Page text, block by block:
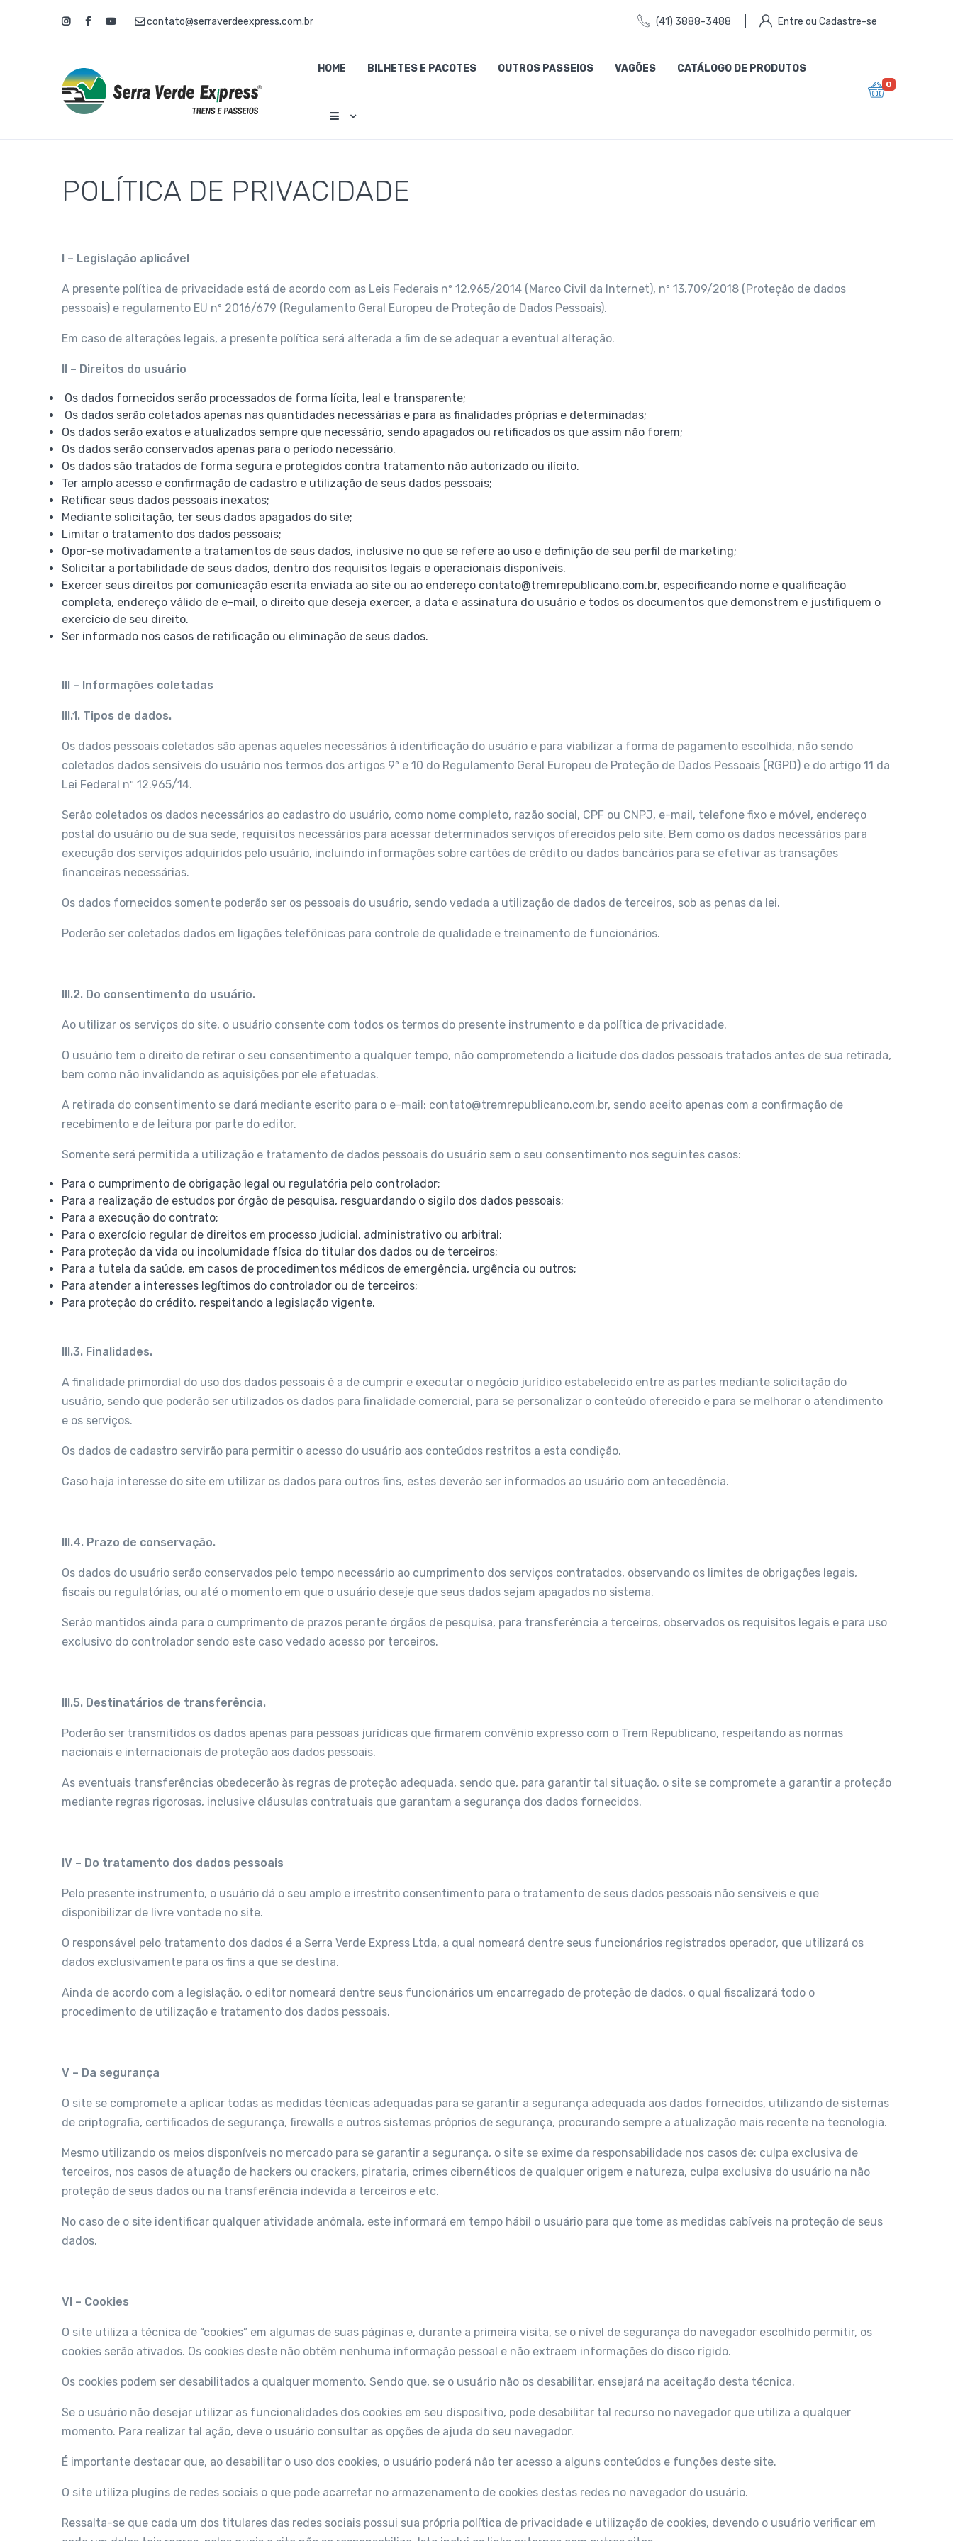
contato@serraverdeexpress.com.br (41) 3888-3488 Entre ou Cadastre-se
HOME BILHETES E PACOTES OUTROS PASSEIOS VAGÕES CATÁLOGO DE PRODUTOS
0
POLÍTICA DE PRIVACIDADE
I – Legislação aplicável
A presente política de privacidade está de acordo com as Leis Federais nº 12.965/2014 (Marco Civil da Internet), nº 13.709/2018 (Proteção de dados
pessoais) e regulamento EU nº 2016/679 (Regulamento Geral Europeu de Proteção de Dados Pessoais).
Em caso de alterações legais, a presente política será alterada a fim de se adequar a eventual alteração.
II – Direitos do usuário
Os dados fornecidos serão processados de forma lícita, leal e transparente;
Os dados serão coletados apenas nas quantidades necessárias e para as finalidades próprias e determinadas;
Os dados serão exatos e atualizados sempre que necessário, sendo apagados ou retificados os que assim não forem;
Os dados serão conservados apenas para o período necessário.
Os dados são tratados de forma segura e protegidos contra tratamento não autorizado ou ilícito.
Ter amplo acesso e confirmação de cadastro e utilização de seus dados pessoais;
Retificar seus dados pessoais inexatos;
Mediante solicitação, ter seus dados apagados do site;
Limitar o tratamento dos dados pessoais;
Opor-se motivadamente a tratamentos de seus dados, inclusive no que se refere ao uso e definição de seu perfil de marketing;
Solicitar a portabilidade de seus dados, dentro dos requisitos legais e operacionais disponíveis.
Exercer seus direitos por comunicação escrita enviada ao site ou ao endereço contato@tremrepublicano.com.br, especificando nome e qualificação
completa, endereço válido de e-mail, o direito que deseja exercer, a data e assinatura do usuário e todos os documentos que demonstrem e justifiquem o
exercício de seu direito.
Ser informado nos casos de retificação ou eliminação de seus dados.
III – Informações coletadas
III.1. Tipos de dados.
Os dados pessoais coletados são apenas aqueles necessários à identificação do usuário e para viabilizar a forma de pagamento escolhida, não sendo
coletados dados sensíveis do usuário nos termos dos artigos 9º e 10 do Regulamento Geral Europeu de Proteção de Dados Pessoais (RGPD) e do artigo 11 da
Lei Federal nº 12.965/14.
Serão coletados os dados necessários ao cadastro do usuário, como nome completo, razão social, CPF ou CNPJ, e-mail, telefone fixo e móvel, endereço
postal do usuário ou de sua sede, requisitos necessários para acessar determinados serviços oferecidos pelo site. Bem como os dados necessários para
execução dos serviços adquiridos pelo usuário, incluindo informações sobre cartões de crédito ou dados bancários para se efetivar as transações
financeiras necessárias.
Os dados fornecidos somente poderão ser os pessoais do usuário, sendo vedada a utilização de dados de terceiros, sob as penas da lei.
Poderão ser coletados dados em ligações telefônicas para controle de qualidade e treinamento de funcionários.
III.2. Do consentimento do usuário.
Ao utilizar os serviços do site, o usuário consente com todos os termos do presente instrumento e da política de privacidade.
O usuário tem o direito de retirar o seu consentimento a qualquer tempo, não comprometendo a licitude dos dados pessoais tratados antes de sua retirada,
bem como não invalidando as aquisições por ele efetuadas.
A retirada do consentimento se dará mediante escrito para o e-mail: contato@tremrepublicano.com.br, sendo aceito apenas com a confirmação de
recebimento e de leitura por parte do editor.
Somente será permitida a utilização e tratamento de dados pessoais do usuário sem o seu consentimento nos seguintes casos:
Para o cumprimento de obrigação legal ou regulatória pelo controlador;
Para a realização de estudos por órgão de pesquisa, resguardando o sigilo dos dados pessoais;
Para a execução do contrato;
Para o exercício regular de direitos em processo judicial, administrativo ou arbitral;
Para proteção da vida ou incolumidade física do titular dos dados ou de terceiros;
Para a tutela da saúde, em casos de procedimentos médicos de emergência, urgência ou outros;
Para atender a interesses legítimos do controlador ou de terceiros;
Para proteção do crédito, respeitando a legislação vigente.
III.3. Finalidades.
A finalidade primordial do uso dos dados pessoais é a de cumprir e executar o negócio jurídico estabelecido entre as partes mediante solicitação do
usuário, sendo que poderão ser utilizados os dados para finalidade comercial, para se personalizar o conteúdo oferecido e para se melhorar o atendimento
e os serviços.
Os dados de cadastro servirão para permitir o acesso do usuário aos conteúdos restritos a esta condição.
Caso haja interesse do site em utilizar os dados para outros fins, estes deverão ser informados ao usuário com antecedência.
III.4. Prazo de conservação.
Os dados do usuário serão conservados pelo tempo necessário ao cumprimento dos serviços contratados, observando os limites de obrigações legais,
fiscais ou regulatórias, ou até o momento em que o usuário deseje que seus dados sejam apagados no sistema.
Serão mantidos ainda para o cumprimento de prazos perante órgãos de pesquisa, para transferência a terceiros, observados os requisitos legais e para uso
exclusivo do controlador sendo este caso vedado acesso por terceiros.
III.5. Destinatários de transferência.
Poderão ser transmitidos os dados apenas para pessoas jurídicas que firmarem convênio expresso com o Trem Republicano, respeitando as normas
nacionais e internacionais de proteção aos dados pessoais.
As eventuais transferências obedecerão às regras de proteção adequada, sendo que, para garantir tal situação, o site se compromete a garantir a proteção
mediante regras rigorosas, inclusive cláusulas contratuais que garantam a segurança dos dados fornecidos.
IV – Do tratamento dos dados pessoais
Pelo presente instrumento, o usuário dá o seu amplo e irrestrito consentimento para o tratamento de seus dados pessoais não sensíveis e que
disponibilizar de livre vontade no site.
O responsável pelo tratamento dos dados é a Serra Verde Express Ltda, a qual nomeará dentre seus funcionários registrados operador, que utilizará os
dados exclusivamente para os fins a que se destina.
Ainda de acordo com a legislação, o editor nomeará dentre seus funcionários um encarregado de proteção de dados, o qual fiscalizará todo o
procedimento de utilização e tratamento dos dados pessoais.
V – Da segurança
O site se compromete a aplicar todas as medidas técnicas adequadas para se garantir a segurança adequada aos dados fornecidos, utilizando de sistemas
de criptografia, certificados de segurança, firewalls e outros sistemas próprios de segurança, procurando sempre a atualização mais recente na tecnologia.
Mesmo utilizando os meios disponíveis no mercado para se garantir a segurança, o site se exime da responsabilidade nos casos de: culpa exclusiva de
terceiros, nos casos de atuação de hackers ou crackers, pirataria, crimes cibernéticos de qualquer origem e natureza, culpa exclusiva do usuário na não
proteção de seus dados ou na transferência indevida a terceiros e etc.
No caso de o site identificar qualquer atividade anômala, este informará em tempo hábil o usuário para que tome as medidas cabíveis na proteção de seus
dados.
VI – Cookies
O site utiliza a técnica de “cookies” em algumas de suas páginas e, durante a primeira visita, se o nível de segurança do navegador escolhido permitir, os
cookies serão ativados. Os cookies deste não obtêm nenhuma informação pessoal e não extraem informações do disco rígido.
Os cookies podem ser desabilitados a qualquer momento. Sendo que, se o usuário não os desabilitar, ensejará na aceitação desta técnica.
Se o usuário não desejar utilizar as funcionalidades dos cookies em seu dispositivo, pode desabilitar tal recurso no navegador que utiliza a qualquer
momento. Para realizar tal ação, deve o usuário consultar as opções de ajuda do seu navegador.
É importante destacar que, ao desabilitar o uso dos cookies, o usuário poderá não ter acesso a alguns conteúdos e funções deste site.
O site utiliza plugins de redes sociais o que pode acarretar no armazenamento de cookies destas redes no navegador do usuário.
Ressalta-se que cada um dos titulares das redes sociais possui sua própria política de privacidade e utilização de cookies, devendo o usuário verificar em